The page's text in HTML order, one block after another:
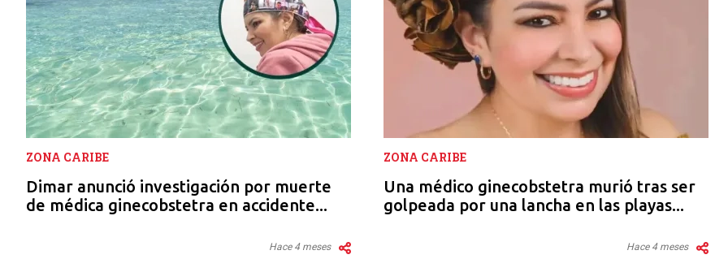
ZONA CARIBE
Dimar anunció investigación por muerte
de médica ginecobstetra en accidente...
Hace 4 meses
ZONA CARIBE
Una médico ginecobstetra murió tras ser
golpeada por una lancha en las playas...
Hace 4 meses